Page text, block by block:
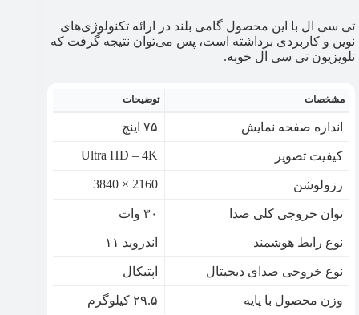
تی سی ال با این محصول گامی بلند در ارائه تکنولوژی‌های
نوین و کاربردی برداشته است، پس می‌توان نتیجه گرفت که
تلویزیون تی سی ال خوبه.
مشخصات توضیحات
اندازه صفحه نمایش ۷۵ اینچ
کیفیت تصویر Ultra HD – 4K
رزولوشن 2160 × 3840
توان خروجی کلی صدا ۳۰ وات
نوع رابط هوشمند اندروید ۱۱
نوع خروجی صدای دیجیتال اپتیکال
وزن محصول با پایه
۲۹.۵ کیلوگرم